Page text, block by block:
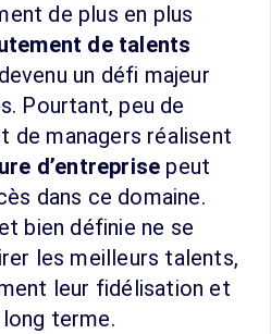
de plus en plus
de talents
un défi majeur
Pourtant, peu de
de managers réalisent
d’entreprise peut
dans ce domaine.
bien définie ne se
les meilleurs talents,
leur fidélisation et
terme.